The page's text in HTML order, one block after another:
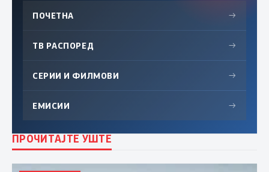
ПОЧЕТНА →
ТВ РАСПОРЕД →
СЕРИИ И ФИЛМОВИ →
ЕМИСИИ →
ПРОЧИТАЈТЕ УШТЕ